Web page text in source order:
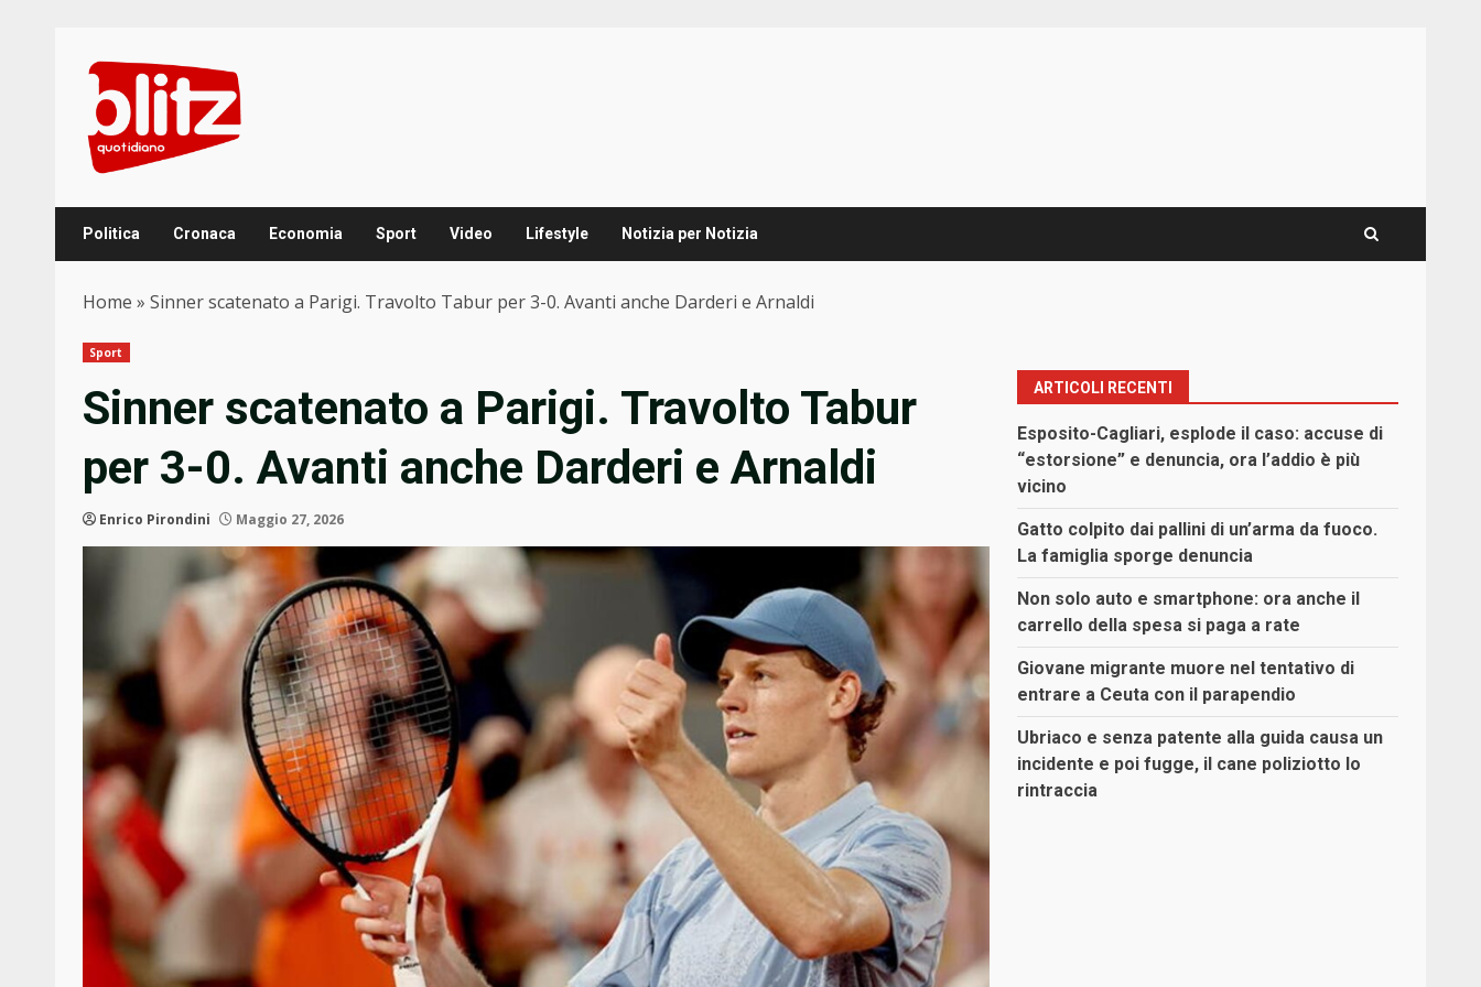
content
Politica Cronaca Economia Sport Video Lifestyle Notizia per Notizia
Home » Sinner scatenato a Parigi. Travolto Tabur per 3-0. Avanti anche Darderi e Arnaldi
Sport
Sinner scatenato a Parigi. Travolto Tabur
per 3-0. Avanti anche Darderi e Arnaldi
Enrico Pirondini Maggio 27, 2026
ARTICOLI RECENTI
Esposito-Cagliari, esplode il caso: accuse di
“estorsione” e denuncia, ora l’addio è più
vicino
Gatto colpito dai pallini di un’arma da fuoco.
La famiglia sporge denuncia
Non solo auto e smartphone: ora anche il
carrello della spesa si paga a rate
Giovane migrante muore nel tentativo di
entrare a Ceuta con il parapendio
Ubriaco e senza patente alla guida causa un
incidente e poi fugge, il cane poliziotto lo
rintraccia